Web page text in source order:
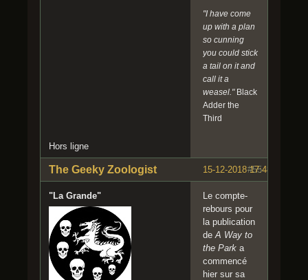
e
n
t
C
l
r
i
?
n
?
fics
"I have come
up with a plan
so cunning
you could stick
a tail on it and
call it a
weasel."Black
Adder the
Third
Hors ligne
#55
15-12-2018 17:48:57
The Geeky Zoologist
"La Grande"
Le compte-
rebours pour
la publication
de A Way to
the Park a
commencé
hier sur sa